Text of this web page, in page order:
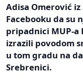
Adisa Omerović
Facebooku da su
pripadnici MUP-a
izrazili povodom
u tom gradu na
Srebrenici.